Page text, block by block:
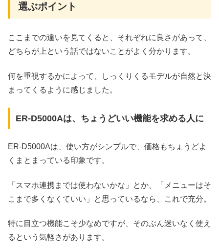
選ぶポイント
ここまでの違いを見てくると、それぞれに良さがあって、
どちらが上という話ではないことがよく分かります。
何を重視するかによって、しっくりくるモデルが自然と決
まってくるように感じました。
ER-D5000Aは、ちょうどいい機能を求める人に
ER-D5000Aは、使い方がシンプルで、価格もちょうどよ
くまとまっている印象です。
「スマホ連携までは使わないかな」とか、「メニューはそ
こまで多くなくていい」と思っているなら、これで充分。
特に目立つ機能こそ少なめですが、そのぶん迷いなく使え
るという気軽さがあります。